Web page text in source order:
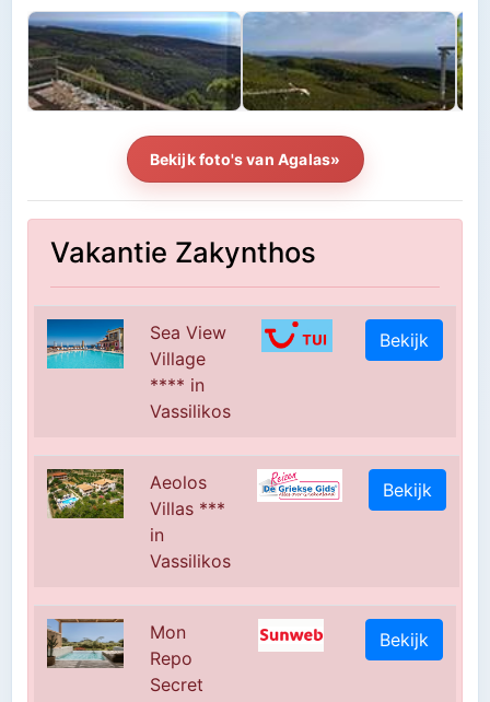
Bekijk foto's van Agalas»
Vakantie Zakynthos
Sea View
Village
**** in
Vassilikos
Bekijk
Aeolos
Villas ***
in
Vassilikos
Bekijk
Mon
Repo
Secret
Bekijk